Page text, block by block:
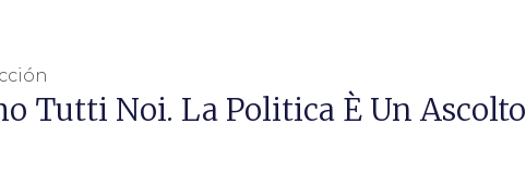
Tutti Noi. La Politica È Un Ascolto